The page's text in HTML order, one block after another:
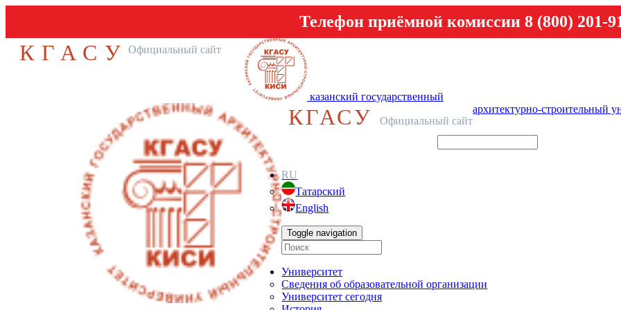
Телефон приёмной комиссии 8 (800) 201-
КГАСУ Официальный сайт
казанский государственный
архитектурно-строительный
КГАСУ Официальный сайт
RU
Татарский
English
Toggle navigation
Университет
Сведения об образовательной организации
Университет сегодня